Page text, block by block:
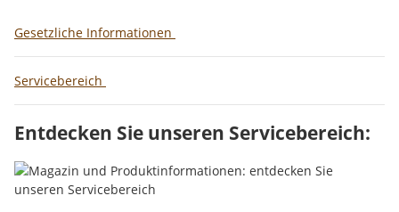
Gesetzliche Informationen
Servicebereich
Entdecken Sie unseren Servicebereich: